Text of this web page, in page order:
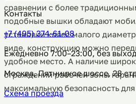
сравнении с более
подобные вышки обладают
установки колес малого
виде, конструкцию можно
удобное место. А наличие
ограждений рабочей зоны
максимальную безопасность
Контакты
+7 (495) 374-61-08
Ежедневно 7:00–23:00, без
Москва, Пятницкое шоссе, 28
Схема проезда